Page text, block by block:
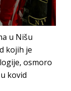
u Nišu
kojih je
osmoro
kovid